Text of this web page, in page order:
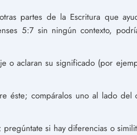
partes de la Escritura que
5:7 sin ningún contexto,
o aclaran su significado (por
éste; compáralos uno al lado
si hay diferencias o